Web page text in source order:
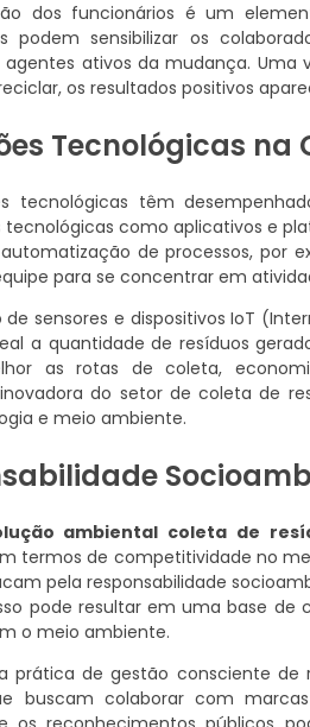
dos funcionários é um
podem sensibilizar os
ativos da mudança. Uma
os resultados positivos
Tecnológicas na
tecnológicas têm
tecnológicas como aplicativos e
de processos, por
para se concentrar em
de sensores e dispositivos IoT
a quantidade de resíduos
as rotas de coleta,
do setor de coleta de
e meio ambiente.
ambiental coleta de
termos de competitividade no
pela responsabilidade
pode resultar em uma base de
o meio ambiente.
prática de gestão consciente de
buscam colaborar com